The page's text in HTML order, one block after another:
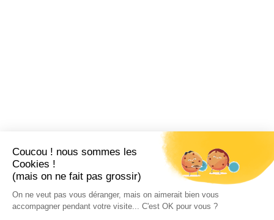
Coucou ! nous sommes les
Cookies !
(mais on ne fait pas grossir)
On ne veut pas vous déranger, mais on aimerait bien vous
accompagner pendant votre visite... C'est OK pour vous ?